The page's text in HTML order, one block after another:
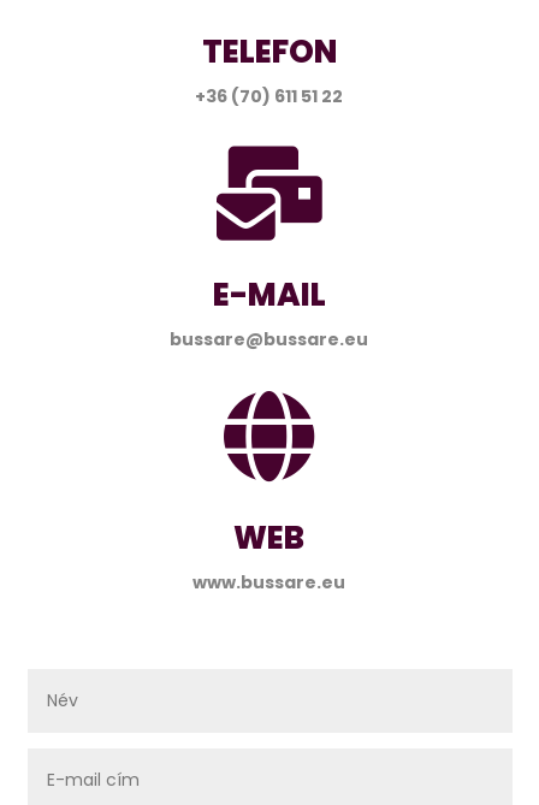
TELEFON
+36 (70) 611 51 22

E-MAIL
bussare@bussare.eu

WEB
www.bussare.eu